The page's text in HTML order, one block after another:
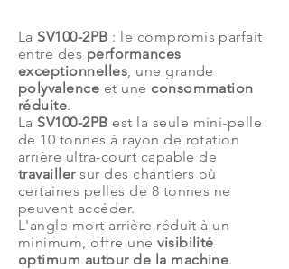
La SV100-2PB : le compromis parfait
entre des performances
exceptionnelles, une grande
polyvalence et une consommation
réduite.
La SV100-2PB est la seule mini-pelle
de 10 tonnes à rayon de rotation
arrière ultra-court capable de
travaillersur des chantiers où
certaines pelles de 8 tonnes ne
peuvent accéder.
L'angle mort arrière réduit à un
minimum, offre unevisibilité
optimum autour de la machine.